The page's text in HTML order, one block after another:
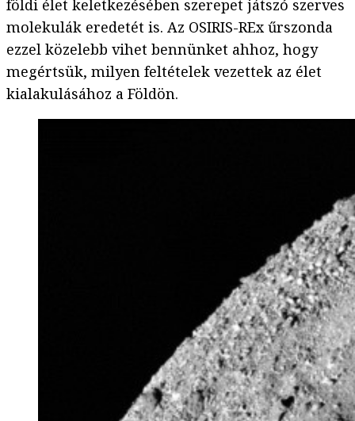
földi élet keletkezésében szerepet játszó szerves
molekulák eredetét is. Az OSIRIS-REx űrszonda
ezzel közelebb vihet bennünket ahhoz, hogy
megértsük, milyen feltételek vezettek az élet
kialakulásához a Földön.